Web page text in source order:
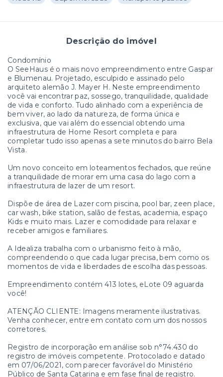
Descrição do imóvel
Condomínio
O SeeHaus é o mais novo empreendimento entre Gaspar
e Blumenau. Projetado, esculpido e assinado pelo
arquiteto alemão J. Mayer H. Neste empreendimento
você vai encontrar paz, sossego, tranquilidade, qualidade
de vida e conforto. Tudo alinhado com a experiência de
bem viver, ao lado da natureza, de forma única e
exclusiva, que vai além do essencial obtendo uma
infraestrutura de Home Resort completa e para
completar tudo isso apenas a sete minutos do bairro Bela
Vista.
Um novo conceito em loteamentos fechados, que reúne
a tranquilidade de morar em uma casa do lago com a
infraestrutura de lazer de um resort.
Dispõe de área de Lazer com piscina, pool bar, zeen place,
car wash, bike station, salão de festas, academia, espaço
Kids e muito mais. Lazer e comodidade para relaxar e
receber amigos e familiares.
A Idealiza trabalha com o urbanismo feito à mão,
compreendendo o que cada lugar precisa, bem como os
momentos de vida e liberdades de escolha das pessoas.
Empreendimento contém 413 lotes, eLote 09 aguarda
você!
ATENÇÃO CLIENTE: Imagens meramente ilustrativas.
Venha conhecer, entre em contato com um dos nossos
corretores.
Registro de incorporação em análise sob n°74.430 do
registro de imóveis competente. Protocolado e datado
em 07/06/2021, com parecer favorável do Ministério
Público de Santa Catarina e em fase final de registro.